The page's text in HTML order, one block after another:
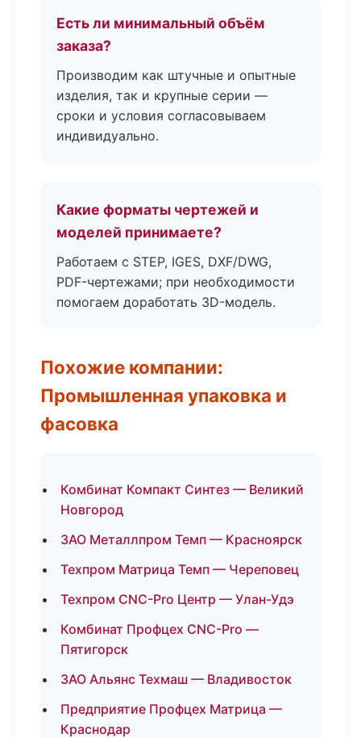
Есть ли минимальный объём
заказа?
Производим как штучные и опытные
изделия, так и крупные серии —
сроки и условия согласовываем
индивидуально.
Какие форматы чертежей и
моделей принимаете?
Работаем с STEP, IGES, DXF/DWG,
PDF-чертежами; при необходимости
помогаем доработать 3D-модель.
Похожие компании:
Промышленная упаковка и
фасовка
Комбинат Компакт Синтез — Великий
Новгород
ЗАО Металлпром Темп — Красноярск
Техпром Матрица Темп — Череповец
Техпром CNC-Pro Центр — Улан-Удэ
Комбинат Профцех CNC-Pro —
Пятигорск
ЗАО Альянс Техмаш — Владивосток
Предприятие Профцех Матрица —
Краснодар